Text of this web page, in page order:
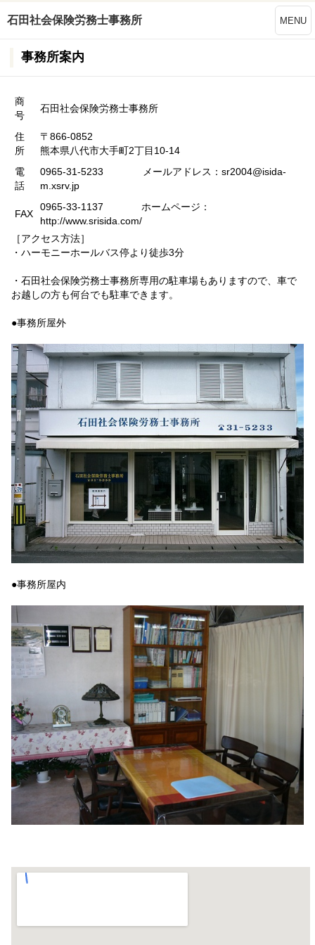
石田社会保険労務士事務所 MENU
事務所案内
商
号
石田社会保険労務士事務所
住
所
〒866-0852
熊本県八代市大手町2丁目10-14
電
話
0965-31-5233 メールアドレス：sr2004@isida-
m.xsrv.jp
FAX
0965-33-1137 ホームページ：
http://www.srisida.com/
［アクセス方法］
・ハーモニーホールバス停より徒歩3分
・石田社会保険労務士事務所専用の駐車場もありますので、車で
お越しの方も何台でも駐車できます。
●事務所屋外
●事務所屋内